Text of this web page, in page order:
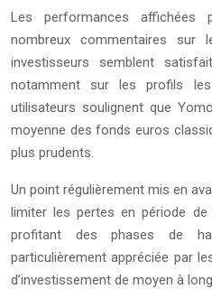
Les performances affichées
nombreux commentaires sur
investisseurs semblent
notamment sur les profils les
utilisateurs soulignent que
moyenne des fonds euros
plus prudents.
Un point régulièrement mis en
limiter les pertes en période
profitant des phases de
particulièrement appréciée par
d’investissement de moyen à